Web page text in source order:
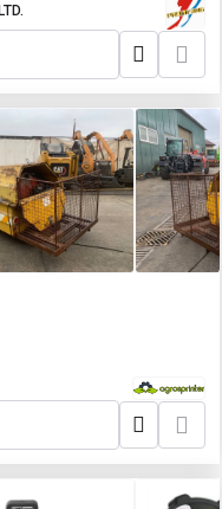
Wheel
TRANER
Loader,
Wheel
Loader,